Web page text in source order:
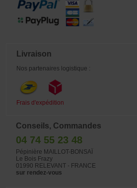
Livraison
Nos partenaires logistique :
Frais d'expédition
Conseils, Commandes
04 74 55 23 48
Pépinière MAILLOT-BONSAÏ
Le Bois Frazy
01990 RELEVANT - FRANCE
sur rendez-vous